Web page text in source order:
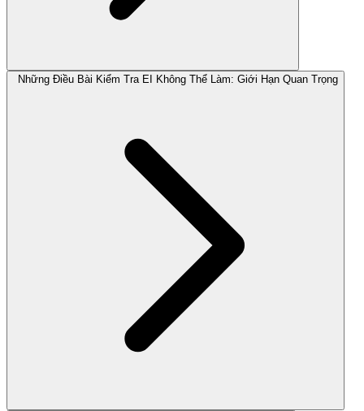
Những Điều Bài Kiểm Tra EI Không Thể Làm: Giới Hạn Quan Trọng